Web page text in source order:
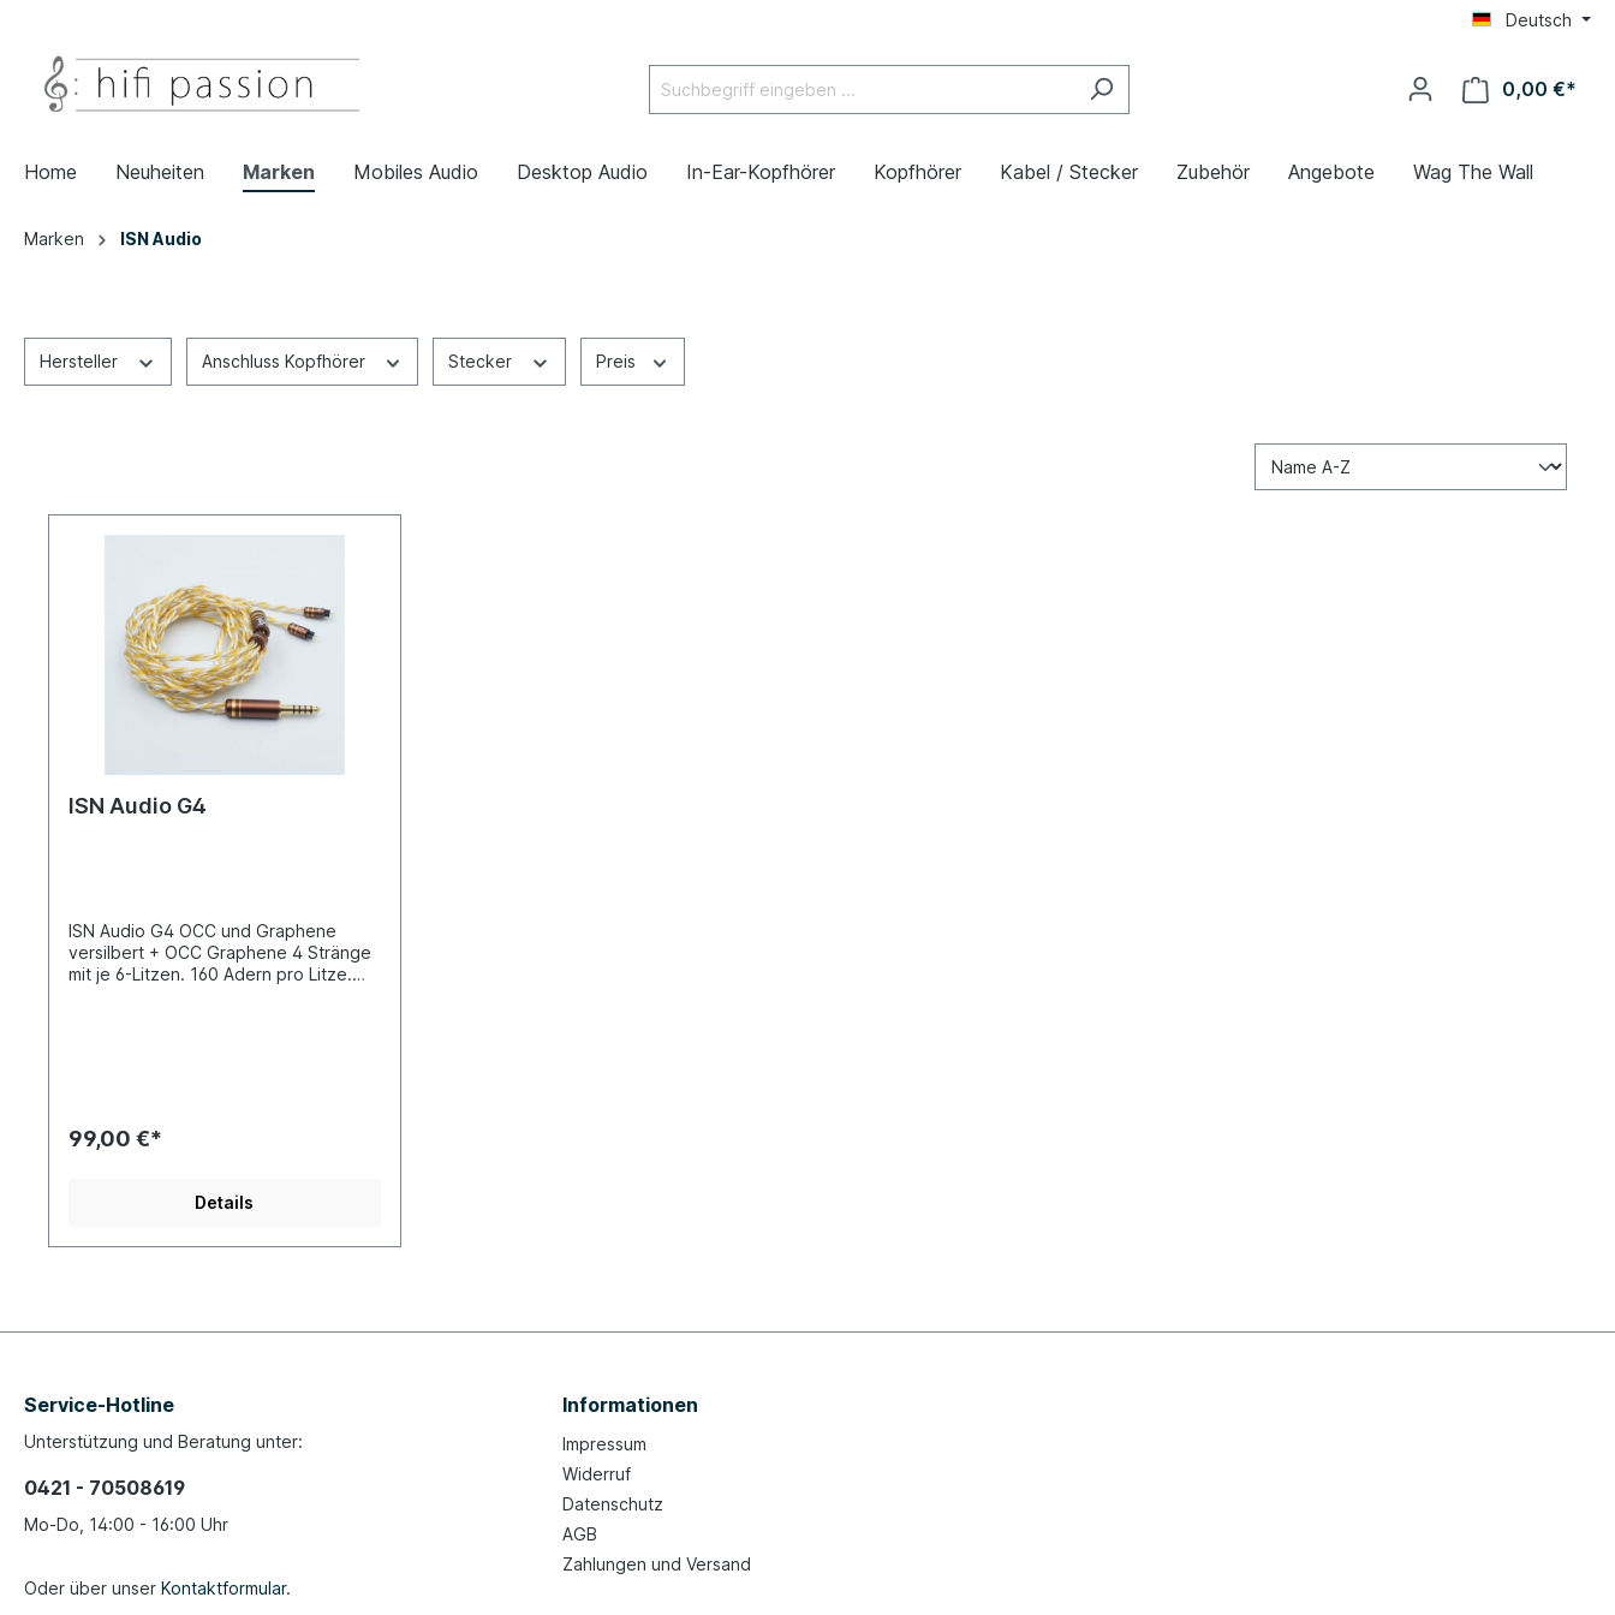
Deutsch
0,00 €*
Home Neuheiten Marken Mobiles Audio Desktop Audio In-Ear-Kopfhörer Kopfhörer Kabel / Stecker Zubehör Angebote Wag The Wall
Marken ISN Audio
Hersteller Anschluss Kopfhörer Stecker Preis
ISN Audio G4
ISN Audio G4 OCC und Graphene
versilbert + OCC Graphene 4 Stränge
mit je 6-Litzen. 160 Adern pro Litze.
99,00 €*
Details
Service-Hotline
Unterstützung und Beratung unter:
0421 - 70508619
Mo-Do, 14:00 - 16:00 Uhr
Oder über unser Kontaktformular.
Informationen
Impressum
Widerruf
Datenschutz
AGB
Zahlungen und Versand